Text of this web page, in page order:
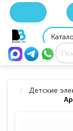
8 800
Детские